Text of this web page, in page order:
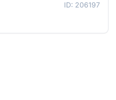
ID: 206197